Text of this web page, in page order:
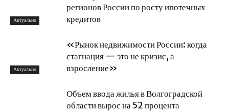
Актуально
регионов России по росту ипотечных
кредитов
Актуально
«Рынок недвижимости России: когда
стагнация — это не кризис, а
взросление»
Объем ввода жилья в Волгоградской
области вырос на 52 процента